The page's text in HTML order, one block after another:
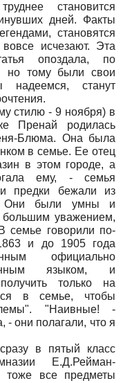
становится
дней. Факты
становятся
исчезают. Эта
опоздала, по
но тому были свои
станут
стилю - 9 ноября) в
Пренай родилась
Блюма. Она была
в семье. Ее отец
в этом городе, а
ему, - семья
предки бежали из
Они были умны и
большим уважением,
говорили по-
и до 1905 года
официально
языком, и
только на
в семье, чтобы
"Наивные! -
они полагали, что я
в пятый класс
Е.Д.Рейман-
тоже все предметы